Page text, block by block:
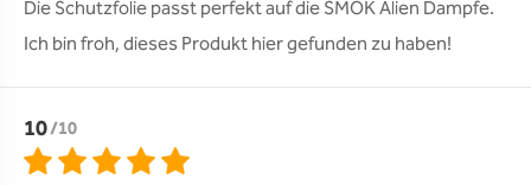
Die Schutzfolie passt perfekt auf die SMOK Alien Dampfe.
Ich bin froh, dieses Produkt hier gefunden zu haben!
10/10